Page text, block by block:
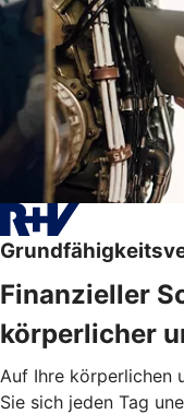
Finanzieller
körperlicher
Auf Ihre körperlichen
Sie sich jeden Tag